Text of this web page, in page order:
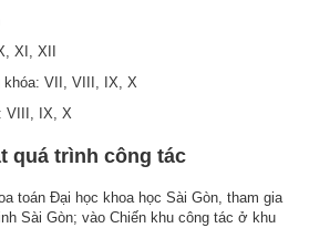
XI, XII
khóa: VII, VIII, IX, X
VIII, IX, X
quá trình công tác
toán Đại học khoa học Sài Gòn, tham gia
Sài Gòn; vào Chiến khu công tác ở khu